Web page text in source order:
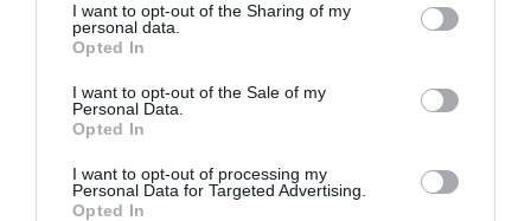
I want to opt-out of the Sharing of my
personal data.
Opted In
I want to opt-out of the Sale of my
Personal Data.
Opted In
I want to opt-out of processing my
Personal Data for Targeted Advertising.
Opted In
Lingus : l’enquête irlandaise détaille une perte de
conscience de la situation en approche
histoire de l'aviation